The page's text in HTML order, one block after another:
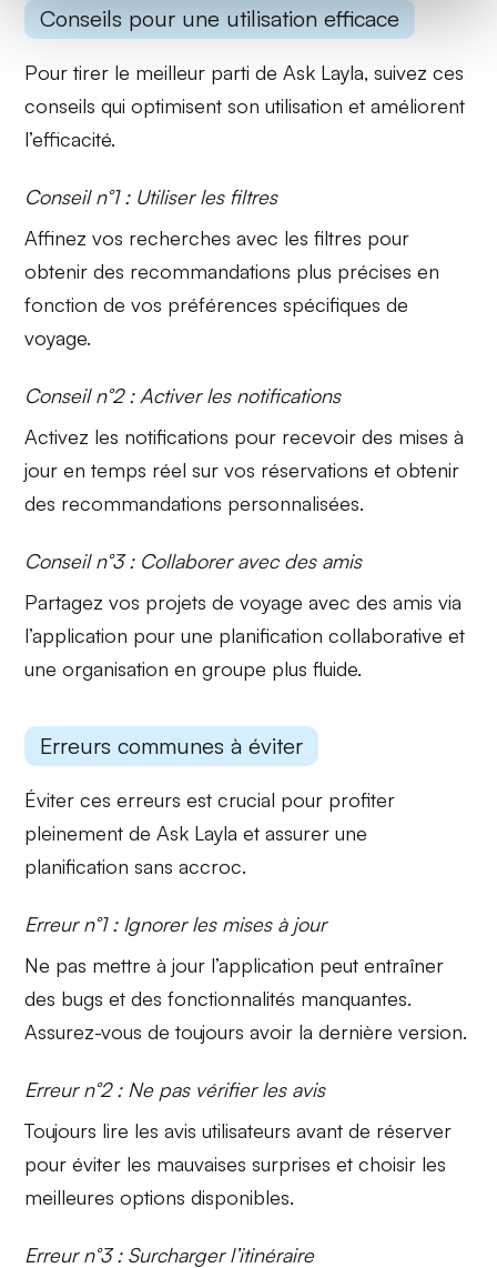
Conseils pour une utilisation efficace
Pour tirer le meilleur parti de Ask Layla, suivez ces
conseils qui optimisent son utilisation et améliorent
l’efficacité.
Conseil n°1 : Utiliser les filtres
Affinez vos recherches avec lesfiltres pour
obtenir des recommandations plus précises en
fonction de vos préférences spécifiques de
voyage.
Conseil n°2 : Activer les notifications
Activez les notifications pour recevoir des mises à
jour en temps réel sur vos réservations et obtenir
des recommandations personnalisées.
Conseil n°3 : Collaborer avec des amis
Partagez vos projets de voyage avec des amis via
l’application pour une planification collaborative et
une organisation en groupe plus fluide.
Erreurs communes à éviter
Éviter ces erreurs est crucial pour profiter
pleinement de Ask Layla et assurer une
planification sans accroc.
Erreur n°1 : Ignorer les mises à jour
Ne pas mettre à jour l’application peut entraîner
des bugs et des fonctionnalités manquantes.
Assurez-vous de toujours avoir la dernière version.
Erreur n°2 : Ne pas vérifier les avis
Toujours lire lesavis utilisateurs avant de réserver
pour éviter les mauvaises surprises et choisir les
meilleures options disponibles.
Erreur n°3 : Surcharger l’itinéraire